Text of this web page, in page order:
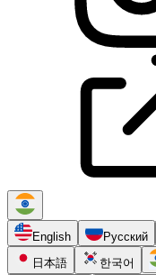
English Русский
日本語
한국어